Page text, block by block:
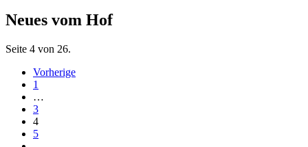
Neues vom Hof
Seite 4 von 26.
Vorherige
1
…
3
4
5